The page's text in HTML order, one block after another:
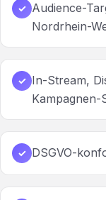
✓ Audience-
Nordrhein-
✓ In-Stream,
Kampagnen-
✓ DSGVO-